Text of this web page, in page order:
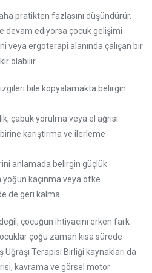
pratikten fazlasını düşündürür.
devam ediyorsa çocuk gelişimi
veya ergoterapi alanında çalışan bir
olabilir.
bile kopyalamakta belirgin
çabuk yorulma veya el ağrısı
karıştırma ve ilerleme
anlamada belirgin güçlük
kaçınma veya öfke
de geri kalma
çocuğun ihtiyacını erken fark
çoğu zaman kısa sürede
Terapisi Birliği kaynakları da
kavrama ve görsel motor